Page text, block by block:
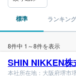
標準 ランキン
8件中 1～8件を表示
SHIN NIKKEN株
本社所在地：大阪府堺市